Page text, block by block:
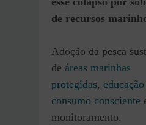
de recursos
Adoção da pesca
de áreas marinhas
protegidas,
consumo consciente
monitoramento.